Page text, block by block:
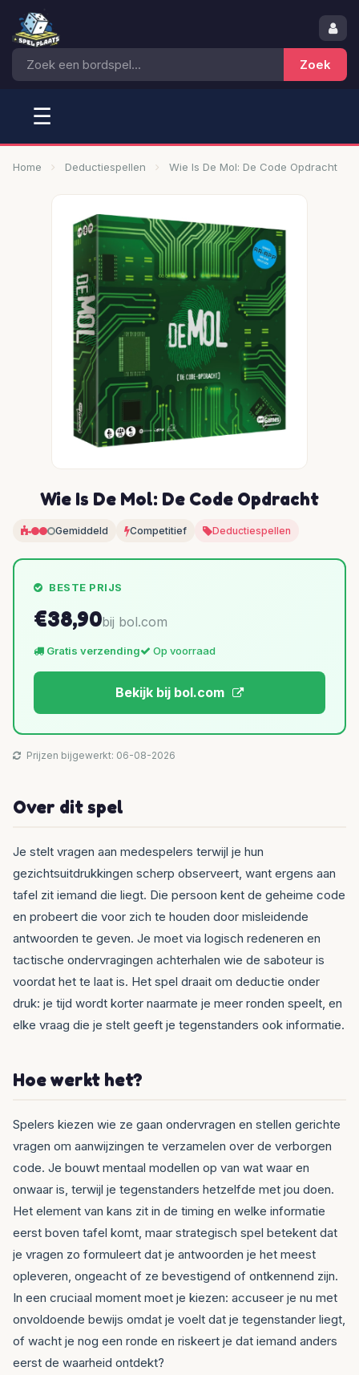
☰
Home Deductiespellen Wie Is De Mol: De Code Opdracht
Wie Is De Mol: De Code Opdracht
Gemiddeld Competitief Deductiespellen
BESTE PRIJS
€38,90bij bol.com
Gratis verzending Op voorraad
Bekijk bij bol.com
Prijzen bijgewerkt: 06-08-2026
Over dit spel
Je stelt vragen aan medespelers terwijl je hun
gezichtsuitdrukkingen scherp observeert, want ergens aan
tafel zit iemand die liegt. Die persoon kent de geheime code
en probeert die voor zich te houden door misleidende
antwoorden te geven. Je moet via logisch redeneren en
tactische ondervragingen achterhalen wie de saboteur is
voordat het te laat is. Het spel draait om deductie onder
druk: je tijd wordt korter naarmate je meer ronden speelt, en
elke vraag die je stelt geeft je tegenstanders ook informatie.
Hoe werkt het?
Spelers kiezen wie ze gaan ondervragen en stellen gerichte
vragen om aanwijzingen te verzamelen over de verborgen
code. Je bouwt mentaal modellen op van wat waar en
onwaar is, terwijl je tegenstanders hetzelfde met jou doen.
Het element van kans zit in de timing en welke informatie
eerst boven tafel komt, maar strategisch spel betekent dat
je vragen zo formuleert dat je antwoorden je het meest
opleveren, ongeacht of ze bevestigend of ontkennend zijn.
In een cruciaal moment moet je kiezen: accuseer je nu met
onvoldoende bewijs omdat je voelt dat je tegenstander liegt,
of wacht je nog een ronde en riskeert je dat iemand anders
eerst de waarheid ontdekt?